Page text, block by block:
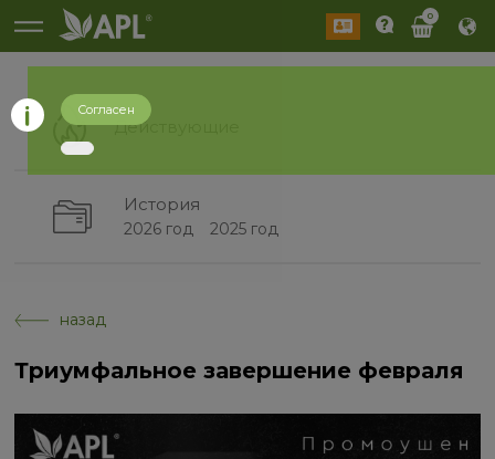
0
Действующие
История
2026 год 2025 год
назад
Триумфальное завершение февраля
Согласен